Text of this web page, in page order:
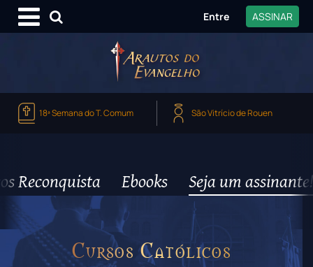
Entre ASSINAR
18ª Semana do T. Comum São Vitrício de Rouen
Reconquista Ebooks Seja um assinante!
Cursos Católicos